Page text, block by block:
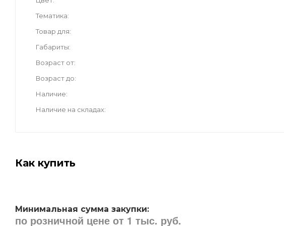
Тематика
Товар для
Габариты
Возраст от
Возраст до
Наличие
Наличие на складах
Как купить
Минимальная сумма закупки:
по розничной цене от 1 тыс. руб.